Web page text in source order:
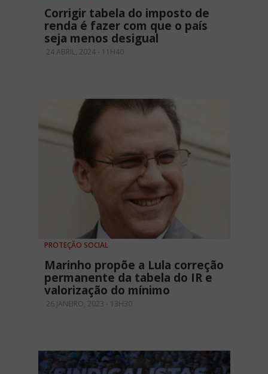
Corrigir tabela do imposto de
renda é fazer com que o país
seja menos desigual
24 ABRIL, 2024 - 11H40
PROTEÇÃO SOCIAL
Marinho propõe a Lula correção
permanente da tabela do IR e
valorização do mínimo
26 JANEIRO, 2023 - 13H30